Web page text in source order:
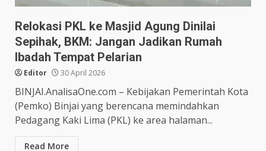
Relokasi PKL ke Masjid Agung Dinilai
Sepihak, BKM: Jangan Jadikan Rumah
Ibadah Tempat Pelarian
Editor 30 April 2026
BINJAI.AnalisaOne.com – Kebijakan Pemerintah Kota
(Pemko) Binjai yang berencana memindahkan
Pedagang Kaki Lima (PKL) ke area halaman...
Read More